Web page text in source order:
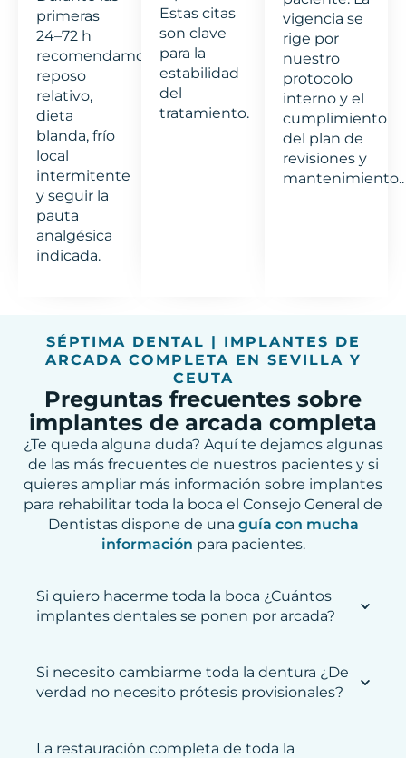
primeras
24–72 h
recomendamos
reposo
relativo,
dieta
blanda, frío
local
intermitente
y seguir la
pauta
analgésica
indicada.
Estas citas
son clave
para la
estabilidad
del
tratamiento.
vigencia se
rige por
nuestro
protocolo
interno y el
cumplimiento
del plan de
revisiones y
mantenimiento..
SÉPTIMA DENTAL | IMPLANTES DE
ARCADA COMPLETA EN SEVILLA Y
CEUTA
Preguntas frecuentes sobre
implantes de arcada completa
¿Te queda alguna duda? Aquí te dejamos algunas
de las más frecuentes de nuestros pacientes y si
quieres ampliar más información sobre implantes
para rehabilitar toda la boca el Consejo General de
Dentistas dispone de una guía con mucha
información para pacientes.
Si quiero hacerme toda la boca ¿Cuántos
implantes dentales se ponen por arcada?
Si necesito cambiarme toda la dentura ¿De
verdad no necesito prótesis provisionales?
La restauración completa de toda la